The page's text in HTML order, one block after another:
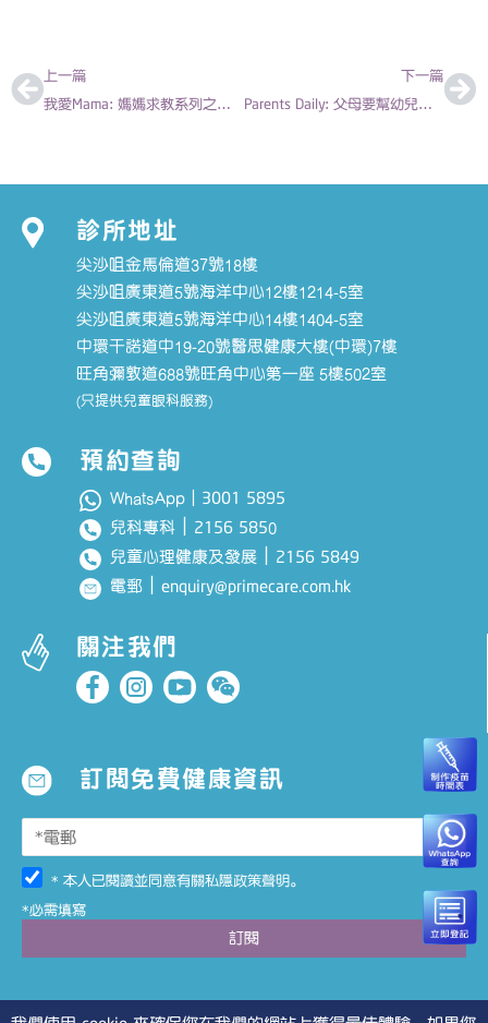
上一篇
我愛Mama: 媽媽求教系列之醫生解答篇-小朋友手、腳指甲都咁樣 2012-20-20 | 陳欣永醫生
下一篇
Parents Daily: 父母要幫幼兒清理耳垢嗎？| 林嘉儀醫生
診所地址
尖沙咀金馬倫道37號18樓
尖沙咀廣東道5號海洋中心12樓1214-5室
尖沙咀廣東道5號海洋中心14樓1404-5室
中環干諾道中19-20號醫思健康大樓(中環)7樓
旺角彌敦道688號旺角中心第一座 5樓502室
(只提供兒童眼科服務)
預約查詢
WhatsApp｜ 3001 5895
兒科專科 2156 5850
兒童心理健康及發展
2156 5849
電郵 ｜enquiry@primecare.com.hk
關注我們
訂閱免費健康資訊
* 本人已閱讀並同意有關私隱政策聲明。
*必需填寫